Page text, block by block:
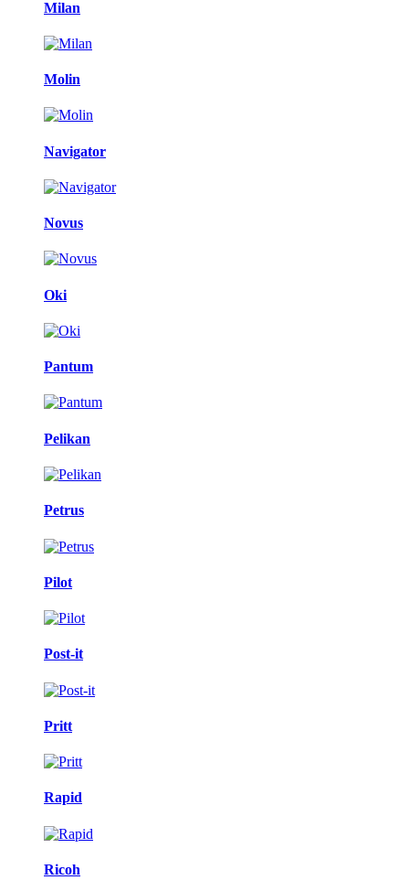
Milan
Molin
Navigator
Novus
Oki
Pantum
Pelikan
Petrus
Pilot
Post-it
Pritt
Rapid
Ricoh